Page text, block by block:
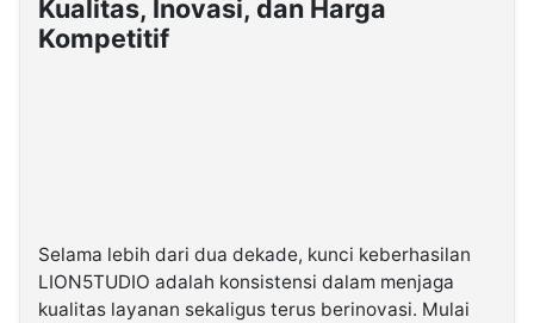
Kualitas, Inovasi, dan Harga
Kompetitif
Selama lebih dari dua dekade, kunci keberhasilan
LION5TUDIO adalah konsistensi dalam menjaga
kualitas layanan sekaligus terus berinovasi. Mulai